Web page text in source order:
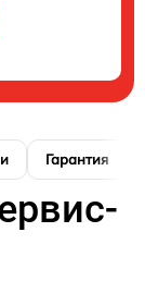
Гарантия